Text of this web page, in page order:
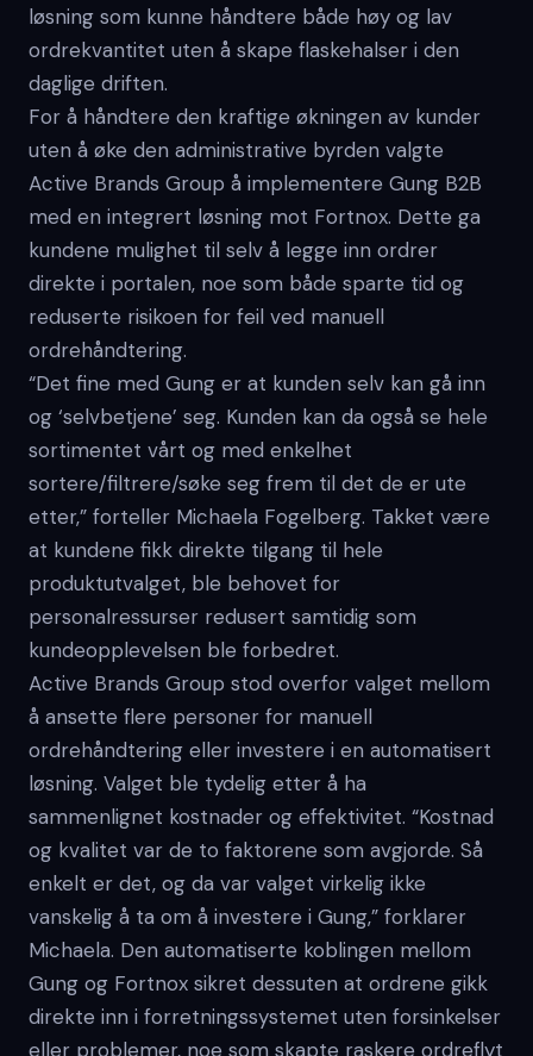
løsning som kunne håndtere både høy og lav
ordrekvantitet uten å skape flaskehalser i den
daglige driften.
For å håndtere den kraftige økningen av kunder
uten å øke den administrative byrden valgte
Active Brands Group å implementere Gung B2B
med en integrert løsning mot Fortnox. Dette ga
kundene mulighet til selv å legge inn ordrer
direkte i portalen, noe som både sparte tid og
reduserte risikoen for feil ved manuell
ordrehåndtering.
“Det fine med Gung er at kunden selv kan gå inn
og ‘selvbetjene’ seg. Kunden kan da også se hele
sortimentet vårt og med enkelhet
sortere/filtrere/søke seg frem til det de er ute
etter,” forteller Michaela Fogelberg. Takket være
at kundene fikk direkte tilgang til hele
produktutvalget, ble behovet for
personalressurser redusert samtidig som
kundeopplevelsen ble forbedret.
Active Brands Group stod overfor valget mellom
å ansette flere personer for manuell
ordrehåndtering eller investere i en automatisert
løsning. Valget ble tydelig etter å ha
sammenlignet kostnader og effektivitet. “Kostnad
og kvalitet var de to faktorene som avgjorde. Så
enkelt er det, og da var valget virkelig ikke
vanskelig å ta om å investere i Gung,” forklarer
Michaela. Den automatiserte koblingen mellom
Gung og Fortnox sikret dessuten at ordrene gikk
direkte inn i forretningssystemet uten forsinkelser
eller problemer, noe som skapte raskere ordreflyt